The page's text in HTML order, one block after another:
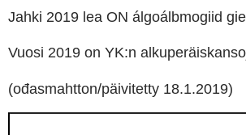
Jahki 2019 lea ON álgoálbmogiid
Vuosi 2019 on YK:n
(ođasmahtton/päivitetty 18.1.2019)